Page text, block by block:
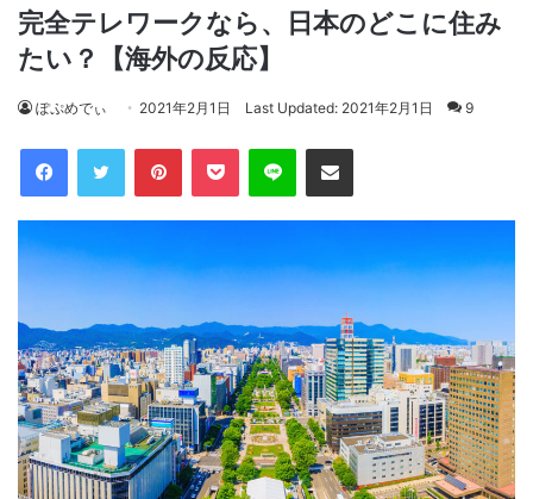
完全テレワークなら、日本のどこに住み
たい？【海外の反応】
ぽぷめでぃ 2021年2月1日 Last Updated: 2021年2月1日 9
FacebookTwitter PinterestPocket Line Share via Email